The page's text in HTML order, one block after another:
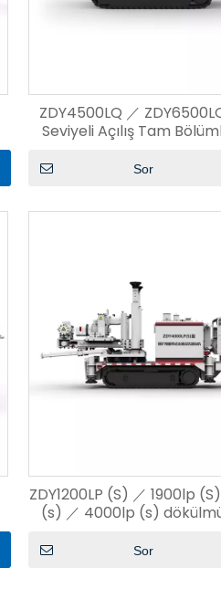
ZDY4500LQ ／
Seviyeli Açılış Tam
Sor
ZDY1200LP (S) ／ 1900lp
(s) ／ 4000lp (s)
Sor